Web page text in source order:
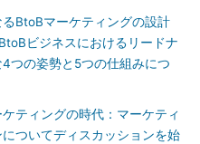
るBtoBマーケティングの設計
ビジネスにおけるリードナ
つの姿勢と5つの仕組みにつ
ケティングの時代：マーケティ
ついてディスカッションを始